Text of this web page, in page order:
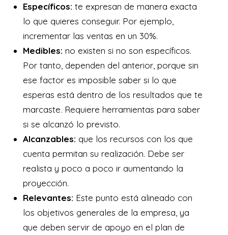
Específicos: te expresan de manera exacta
lo que quieres conseguir. Por ejemplo,
incrementar las ventas en un 30%.
Medibles: no existen si no son específicos.
Por tanto, dependen del anterior, porque sin
ese factor es imposible saber si lo que
esperas está dentro de los resultados que te
marcaste. Requiere herramientas para saber
si se alcanzó lo previsto.
Alcanzables: que los recursos con los que
cuenta permitan su realización. Debe ser
realista y poco a poco ir aumentando la
proyección.
Relevantes: Este punto está alineado con
los objetivos generales de la empresa, ya
que deben servir de apoyo en el plan de